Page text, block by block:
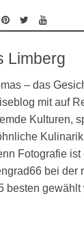
Limberg
– das
mit auf
Kulturen,
Fotografie
bei der
besten